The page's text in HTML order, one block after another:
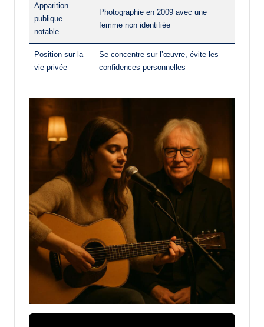
Apparition
publique
notable
Photographie en 2009 avec une
femme non identifiée
Position sur la
vie privée
Se concentre sur l’œuvre, évite les
confidences personnelles